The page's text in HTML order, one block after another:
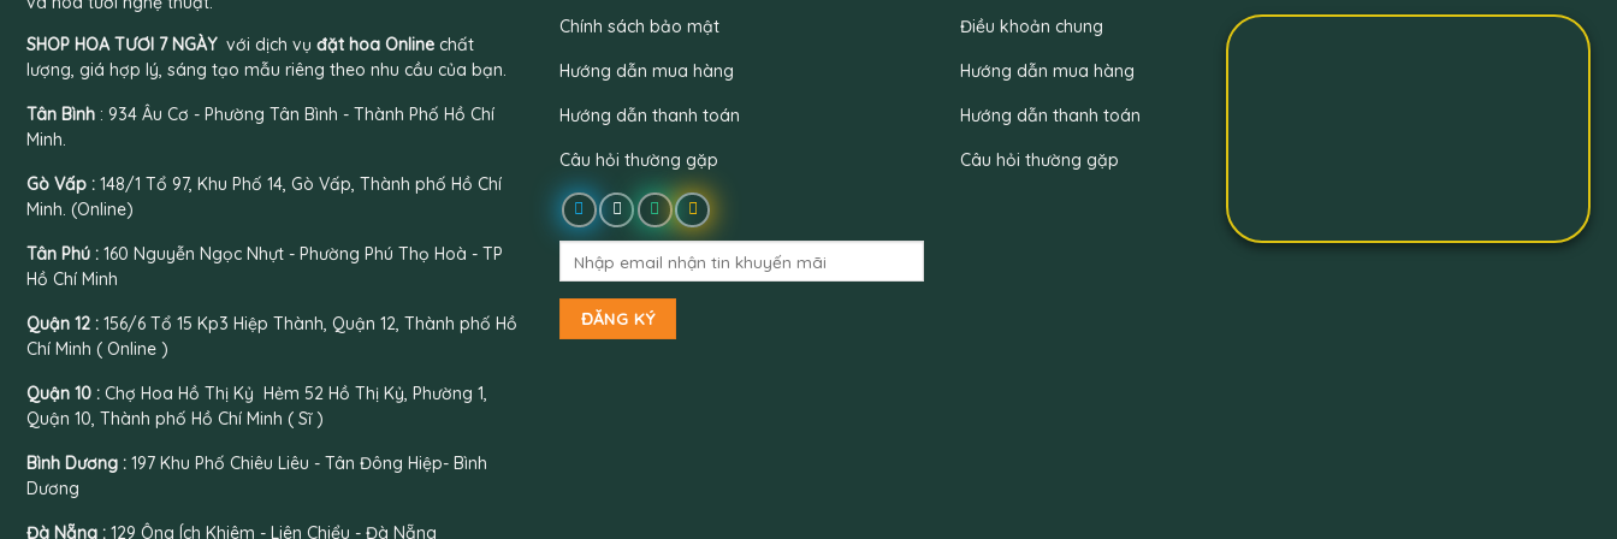
SHOP HOA TƯƠI 7 NGÀY với dịch vụ đặt hoa Online chất
lượng, giá hợp lý, sáng tạo mẫu riêng theo nhu cầu của bạn.
Tân Bình : 934 Âu Cơ - Phường Tân Bình - Thành Phố Hồ Chí
Minh.
Gò Vấp : 148/1 Tổ 97, Khu Phố 14, Gò Vấp, Thành phố Hồ Chí
Minh. (Online)
Tân Phú : 160 Nguyễn Ngọc Nhựt - Phường Phú Thọ Hoà - TP
Hồ Chí Minh
Quận 12 : 156/6 Tổ 15 Kp3 Hiệp Thành, Quận 12, Thành phố Hồ
Chí Minh ( Online )
Quận 10 : Chợ Hoa Hồ Thị Kỷ Hẻm 52 Hồ Thị Kỷ, Phường 1,
Quận 10, Thành phố Hồ Chí Minh ( Sĩ )
Bình Dương : 197 Khu Phố Chiêu Liêu - Tân Đông Hiệp- Bình
Dương
Đà Nẵng : 129 Ông Ích Khiêm - Liên Chiểu - Đà Nẵng
Chính sách bảo mật
Hướng dẫn mua hàng
Hướng dẫn thanh toán
Câu hỏi thường gặp
Điều khoản chung
Hướng dẫn mua hàng
Hướng dẫn thanh toán
Câu hỏi thường gặp